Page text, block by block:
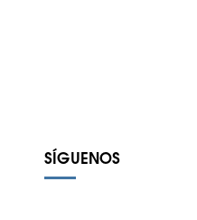
SÍGUENOS